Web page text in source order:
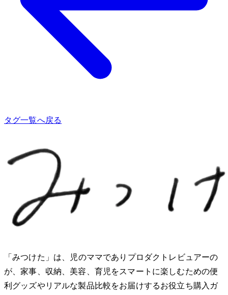
タグ一覧へ戻る
「みつけた」は、2児のママでありプロダクトレビュアーのMio
が、家事、収納、美容、育児をスマートに楽しむための便
利グッズやリアルな製品比較をお届けするお役立ち購入ガ